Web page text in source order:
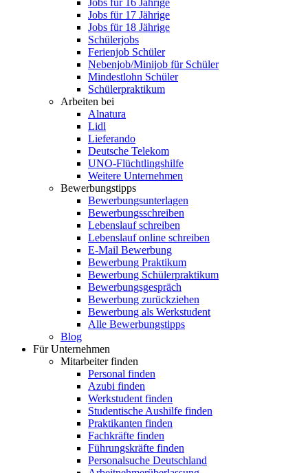
Jobs für 16 Jährige
Jobs für 17 Jährige
Jobs für 18 Jährige
Schülerjobs
Ferienjob Schüler
Nebenjob/Minijob für Schüler
Mindestlohn Schüler
Schülerpraktikum
Arbeiten bei
Alnatura
Lidl
Lieferando
Deutsche Telekom
UNO-Flüchtlingshilfe
Weitere Unternehmen
Bewerbungstipps
Bewerbungsunterlagen
Bewerbungsschreiben
Lebenslauf schreiben
Lebenslauf online schreiben
E-Mail Bewerbung
Bewerbung Praktikum
Bewerbung Schülerpraktikum
Bewerbungsgespräch
Bewerbung zurückziehen
Bewerbung als Werkstudent
Alle Bewerbungstipps
Blog
Für Unternehmen
Mitarbeiter finden
Personal finden
Azubi finden
Werkstudent finden
Studentische Aushilfe finden
Praktikanten finden
Fachkräfte finden
Führungskräfte finden
Personalsuche Deutschland